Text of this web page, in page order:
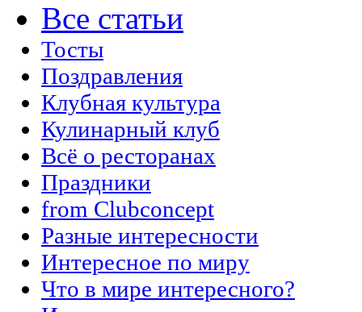
Все статьи
Тосты
Поздравления
Клубная культура
Кулинарный клуб
Всё о ресторанах
Праздники
from Clubconcept
Разные интересности
Интересное по миру
Что в мире интересного?